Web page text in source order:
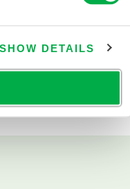
SHOW DETAILS